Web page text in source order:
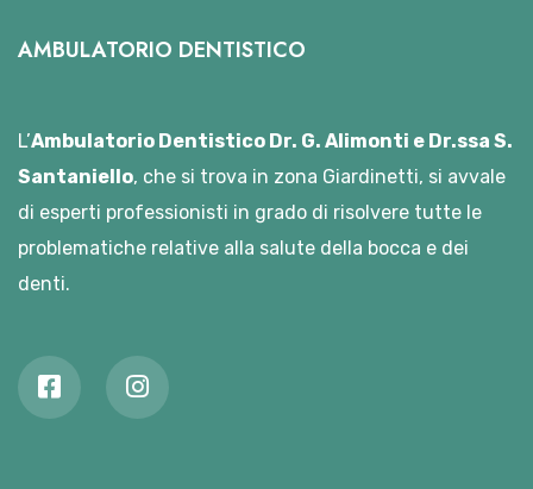
AMBULATORIO DENTISTICO
L’Ambulatorio Dentistico Dr. G. Alimonti e Dr.ssa S.
Santaniello, che si trova in zona Giardinetti, si avvale
di esperti professionisti in grado di risolvere tutte le
problematiche relative alla salute della bocca e dei
denti.